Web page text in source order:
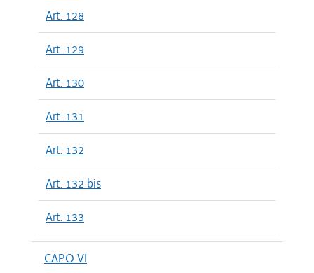
Art. 128
Art. 129
Art. 130
Art. 131
Art. 132
Art. 132 bis
Art. 133
CAPO VI